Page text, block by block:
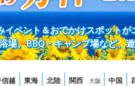
ベント＆おでかけスポットが
場、BBQ・キャンプ場など、
信越 東海 北陸 関西 大阪 中国